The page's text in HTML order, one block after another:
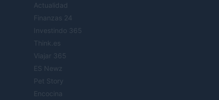
Actualidad
Finanzas 24
Investindo 365
Think.es
Viajar 365
ES Newz
Pet Story
Encocina